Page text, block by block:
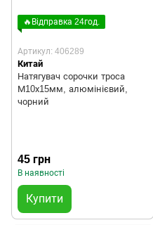
🔥Відправка 24год.
Артикул: 406289
Китай
Натягувач сорочки троса
М10х15мм, алюмінієвий,
чорний
45 грн
В наявності
Купити